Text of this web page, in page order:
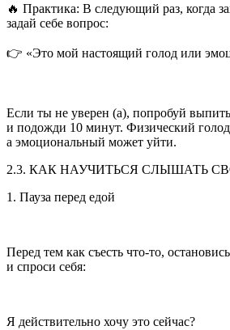
🔥 Практика: В следующий раз, когда
задай себе вопрос:
👉 «Это мой настоящий голод или
Если ты не уверен (а), попробуй
и подожди 10 минут. Физический голод
а эмоциональный может уйти.
2.3. КАК НАУЧИТЬСЯ СЛЫШАТЬ
1. Пауза перед едой
Перед тем как съесть что-то,
и спроси себя:
Я действительно хочу это сейчас?